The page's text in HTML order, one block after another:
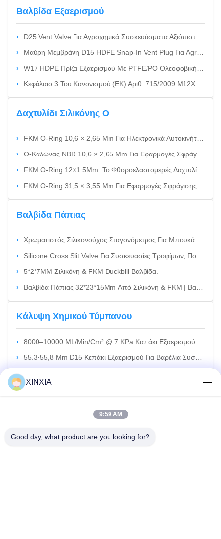
Βαλβίδα Εξαερισμού
D25 Vent Valve Για Αγροχημικά Συσκευάσματα Αξιόπιστη Εξίσωση Πίεσης Για Φυτοφάρμακα, Λιπάσματα Και Χημικά Δοχεία D25 Vent Valve Για Αγροχημικές Συσκευασίες.
Μαύρη Μεμβράνη D15 HDPE Snap-In Vent Plug Για Agrochemical Vented Caps
W17 HDPE Πρίζα Εξαερισμού Με PTFE/PO Ολεοφοβική Υδροφοβική Μεμβράνη Για Γεωργικά Χημικά Πύλη Εξαερισμού
Κεφάλαιο 3 Του Κανονισμού (ΕΚ) Αριθ. 715/2009 M12X1.5 Αναπνευστική Πύλη Από Ανοξείδωτο Χάλυβα Για Εξωτερικό Φωτισμό, Ηλεκτρονική Επικοινωνία Και Αδιάβροχα Περιφράγματα
Δαχτυλίδι Σιλικόνης Ο
FKM O-Ring 10,6 × 2,65 Mm Για Ηλεκτρονικά Αυτοκινήτων & Εφαρμογές Στεγανοποίησης Ηλεκτρονικών Καταναλωτικών Ειδών
Ο-Καλώνας NBR 10,6 × 2,65 Mm Για Εφαρμογές Σφράγισης Αυτοκινήτων Ηλεκτρονικών Προϊόντων
FKM O-Ring 12×1.5Mm. Το Φθοροελαστομερές Δαχτυλίδι Σφράγισης. Εφαρμογές Αυτοκινητοβιομηχανίας.
FKM O-Ring 31,5 × 3,55 Mm Για Εφαρμογές Σφράγισης Αυτοκινήτων Και Ηλεκτρονικών Συσκευών
Βαλβίδα Πάπιας
Χρωματιστός Σιλικονούχος Σταγονόμετρος Για Μπουκάλια Αιθέριων Ελαίων | Μαλακός & Ανθεκτικός Στα Χημικά
Silicone Cross Slit Valve Για Συσκευασίες Τροφίμων, Ποτών & Προσωπικής Φροντίδας Αξιόπιστη Βαλβίδα Μονής Ροής Για Εφαρμογές Τροφίμων, Ποτών & Προσωπικής Φροντίδας
5*2*7MM Σιλικόνη & FKM Duckbill Βαλβίδα.
Βαλβίδα Πάπιας 32*23*15Mm Από Σιλικόνη & FKM | Βαλβίδα Αντεπιστροφής Μονής Κατεύθυνσης Για Εφαρμογές Συσκευασίας, Ιατρικές & Οικιακές Συσκευές
Κάλυψη Χημικού Τύμπανου
8000–10000 ML/Min/Cm² @ 7 KPa Καπάκι Εξαερισμού Υψηλής Ροής Για Συσκευασία Αγροχημικών
55.3·55,8 Mm D15 Κεπάκι Εξαερισμού Για Βαρέλια Συσκευασίας Γεωργικών Χημικών Προϊόντων
55.3·55.8Mm W20 Κεφάλαιο Εξαερισμού Για Συσκευασίες Γεωργικών Χημικών Προϊόντων, Φιάλες Χημικών Προϊόντων Και Εφαρμογές Απελευθέρωσης Πίεσης
Τρίχωμα Εξαερισμού
Συσκευές Για Την Κατασκευή Ή Την Κατασκευή Οχημάτων Με Κινητήρα
XINXIA
9:59 AM
Good day, what product are you looking for?